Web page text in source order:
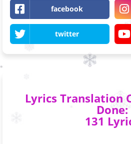
facebook
twitter
Lyrics Translation
Done:
131